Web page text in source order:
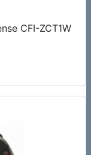
CFI-ZCT1W